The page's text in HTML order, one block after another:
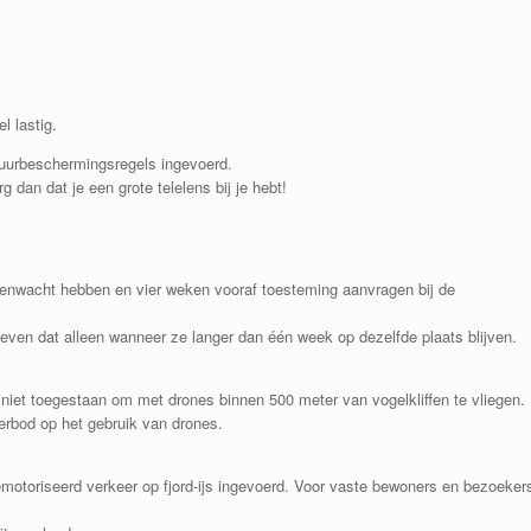
lastig.
ingevoerd.
dan dat je een grote telelens bij je hebt!
hebben en vier weken vooraf toesteming aanvragen bij de
dat alleen wanneer ze langer dan één week op dezelfde plaats blijven.
toegestaan ​​om met drones binnen 500 meter van vogelkliffen te vliegen.
op het gebruik van drones.
verkeer op fjord-ijs ingevoerd. Voor vaste bewoners en